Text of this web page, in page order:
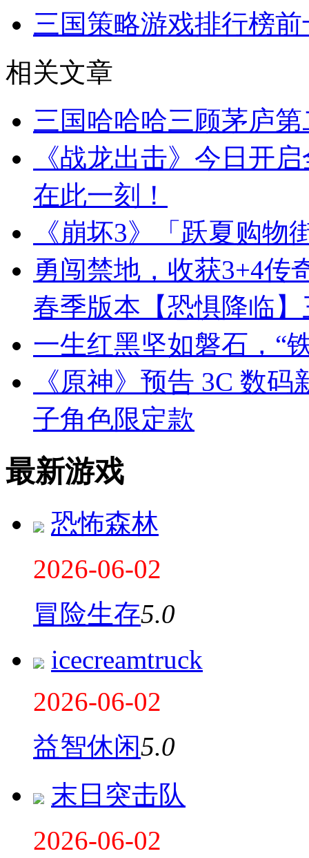
三国策略游戏排行榜
相关文章
三国哈哈哈三顾茅庐
《战龙出击》今日开
在此一刻！
《崩坏3》「跃夏购物
勇闯禁地，收获3+4传
春季版本【恐惧降临
一生红黑坚如磐石，“
《原神》预告 3C 数
子角色限定款
最新游戏
恐怖森林
2026-06-02
冒险生存5.0
icecreamtruck
2026-06-02
益智休闲5.0
末日突击队
2026-06-02